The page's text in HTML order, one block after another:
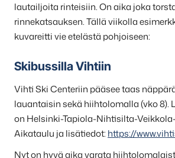
lautailjoita rinteisiin. On aika joka
rinnekatsauksen. Tällä viikolla
kuvareitti vie etelästä pohjoiseen:
Skibussilla Vihtiin
Vihti Ski Centeriin pääsee taas
lauantaisin sekä hiihtolomalla (vko 8).
on Helsinki-Tapiola-Nihtisilta-
Aikataulu ja lisätiedot: https://
Nyt on hyvä aika varata